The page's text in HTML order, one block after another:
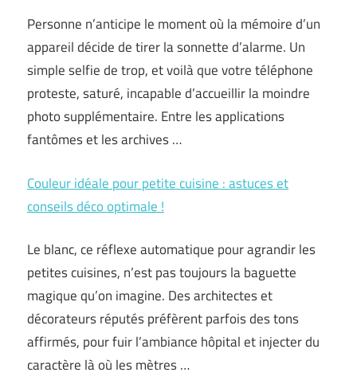
Personne n’anticipe le moment où la mémoire d’un
appareil décide de tirer la sonnette d’alarme. Un
simple selfie de trop, et voilà que votre téléphone
proteste, saturé, incapable d’accueillir la moindre
photo supplémentaire. Entre les applications
fantômes et les archives …
Couleur idéale pour petite cuisine : astuces et
conseils déco optimale !
Le blanc, ce réflexe automatique pour agrandir les
petites cuisines, n’est pas toujours la baguette
magique qu’on imagine. Des architectes et
décorateurs réputés préfèrent parfois des tons
affirmés, pour fuir l’ambiance hôpital et injecter du
caractère là où les mètres …